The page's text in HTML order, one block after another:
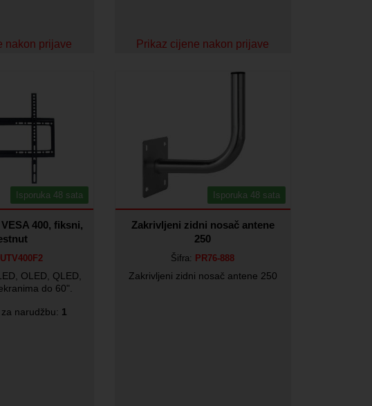
nakon prijave Prikaz cijene nakon prijave
Isporuka 48 sata
400, fiksni,
OLED, QLED,
do 60".
narudžbu: 1
Isporuka 48 sata
Zakrivljeni zidni nosač antene
250
Šifra: PR76-888
Zakrivljeni zidni nosač antene 250